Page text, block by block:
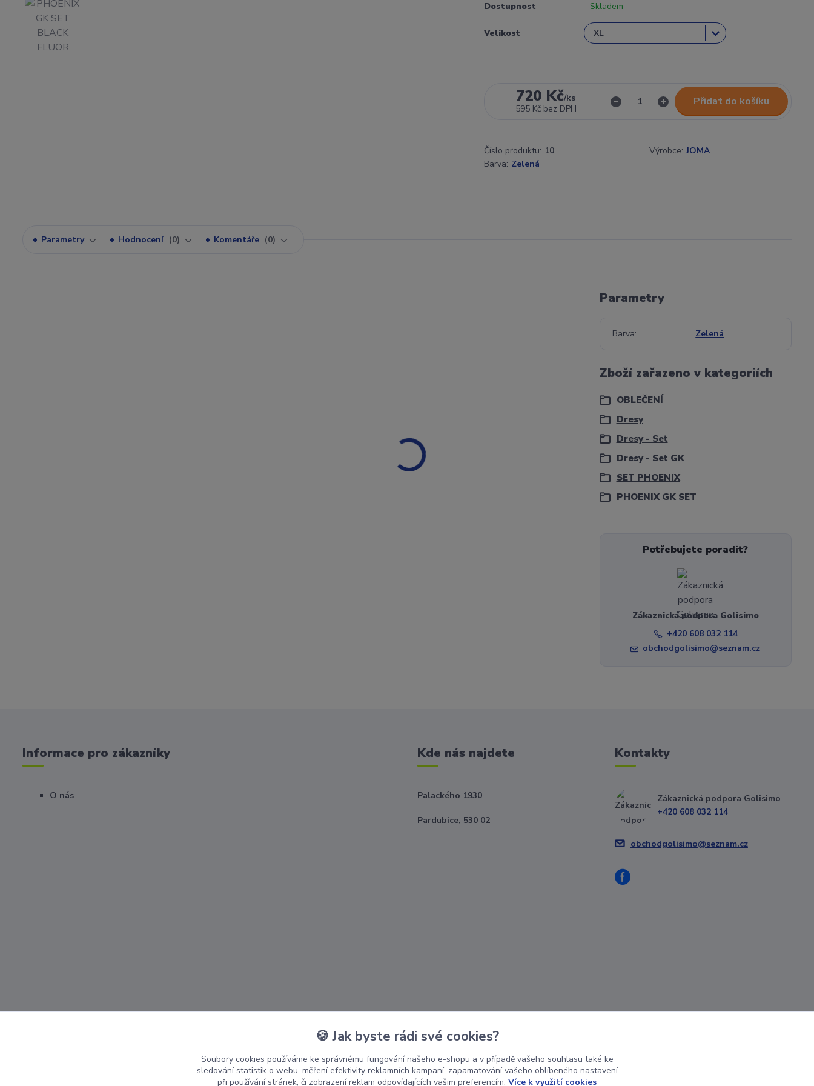
Dostupnost Skladem
Velikost
720 Kč/ks
595 Kč bez DPH
Přidat do košíku
Číslo produktu: 10 Výrobce: JOMA
Barva: Zelená
Parametry Hodnocení 0 Komentáře 0
Parametry
Barva Zelená
Zboží zařazeno v kategoriích
OBLEČENÍ
Dresy
Dresy - Set
Dresy - Set GK
SET PHOENIX
PHOENIX GK SET
Potřebujete poradit?
Zákaznická podpora Golisimo
+420 608 032 114
obchodgolisimo@seznam.cz
Informace pro zákazníky
O nás
Kde nás najdete
Palackého 1930
Pardubice, 530 02
Kontakty
Zákaznická podpora Golisimo
+420 608 032 114
obchodgolisimo@seznam.cz
🍪 Jak byste rádi své cookies?
Soubory cookies používáme ke správnému fungování našeho e-shopu a v případě vašeho souhlasu také ke
sledování statistik o webu, měření efektivity reklamních kampaní, zapamatování vašeho oblíbeného nastavení
při používání stránek, či zobrazení reklam odpovídajících vašim preferencím. Více k využití cookies